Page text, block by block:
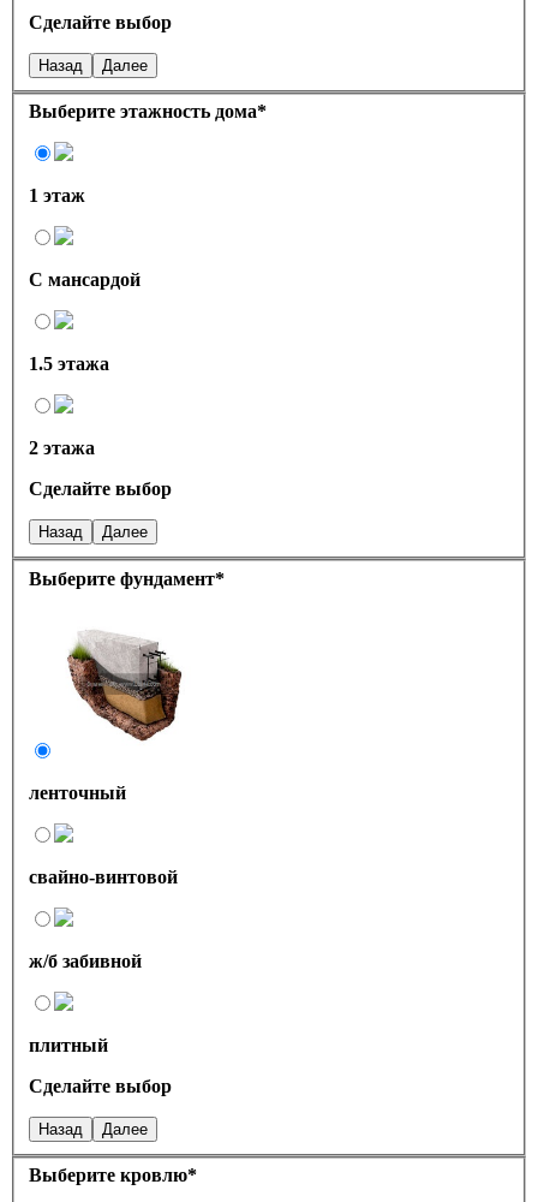
Сделайте выбор
Назад Далее
Выберите этажность дома*
1 этаж
С мансардой
1.5 этажа
2 этажа
Сделайте выбор
Назад Далее
Выберите фундамент*
ленточный
свайно-винтовой
ж/б забивной
плитный
Сделайте выбор
Назад Далее
Выберите кровлю*